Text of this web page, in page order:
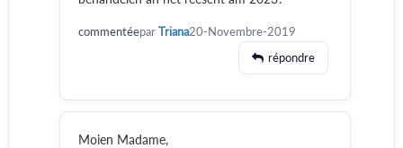
commentéeparTriana20-Novembre-2019
répondre
Moien Madame,